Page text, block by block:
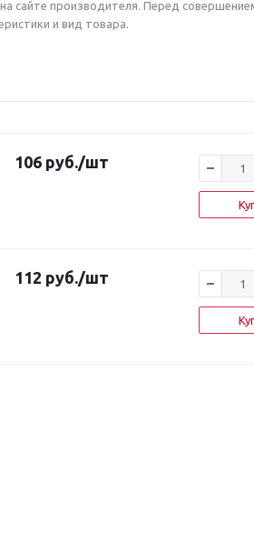
производителя. Перед
и вид товара.
106руб./шт
112 руб./шт